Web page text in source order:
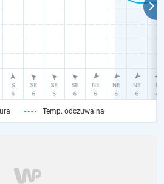
Temp. odczuwalna